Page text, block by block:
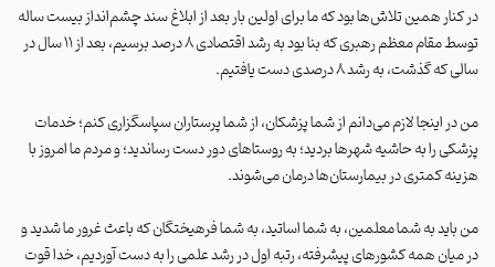
در کنار همین تلاش‌ها بود که ما برای اولین بار بعد از ابلاغ سند چشم‌انداز بیست ساله
توسط مقام معظم رهبری که بنا بود به رشد اقتصادی 8 درصد برسیم، بعد از 11 سال در
سالی که گذشت، به رشد 8 درصدی دست یافتیم
.
من در اینجا لازم می‌دانم از شما پزشکان، از شما پرستاران سپاسگزاری کنم؛ خدمات
پزشکی را به حاشیه شهرها بردید؛ به روستاهای دور دست رساندید؛ و مردم ما امروز با
هزینه کمتری در بیمارستان‌ها درمان می‌شوند.
من باید به شما معلمین، به شما اساتید، به شما فرهیختگان که باعث غرور ما شدید و
در میان همه کشورهای پیشرفته، رتبه اول در رشد علمی را به دست آوردیم، خدا قوت